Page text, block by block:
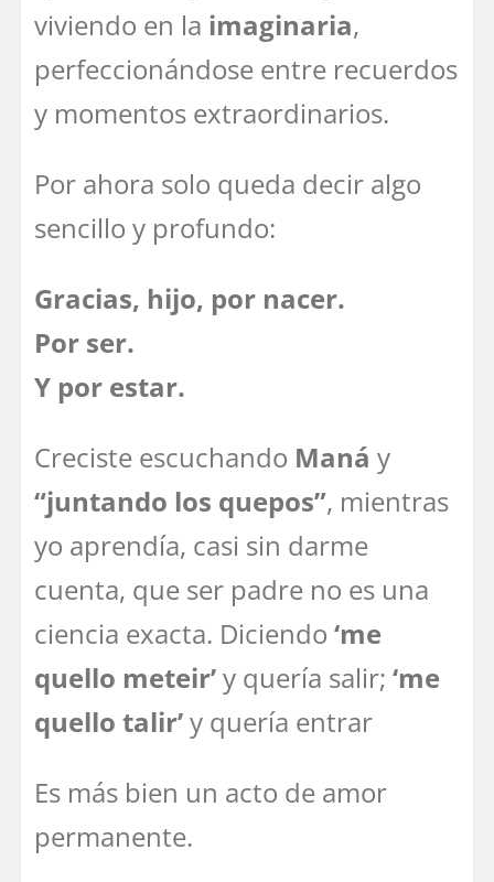
viviendo en la imaginaria,
perfeccionándose entre recuerdos
y momentos extraordinarios.
Por ahora solo queda decir algo
sencillo y profundo:
Gracias, hijo, por nacer.
Por ser.
Y por estar.
Creciste escuchando Maná y
“juntando los quepos”, mientras
yo aprendía, casi sin darme
cuenta, que ser padre no es una
ciencia exacta. Diciendo ‘me
quello meteir’y quería salir; ‘me
quello talir’y quería entrar
Es más bien un acto de amor
permanente.